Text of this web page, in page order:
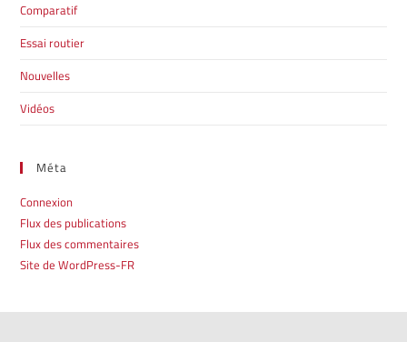
Comparatif
Essai routier
Nouvelles
Vidéos
Méta
Connexion
Flux des publications
Flux des commentaires
Site de WordPress-FR